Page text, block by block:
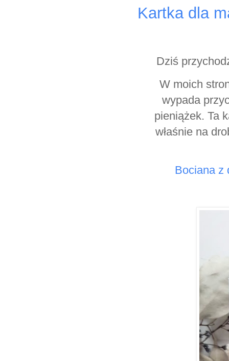
Kartka dla
Dziś
W moich
wypada
pieniążek. Ta
właśnie na
Bociana z